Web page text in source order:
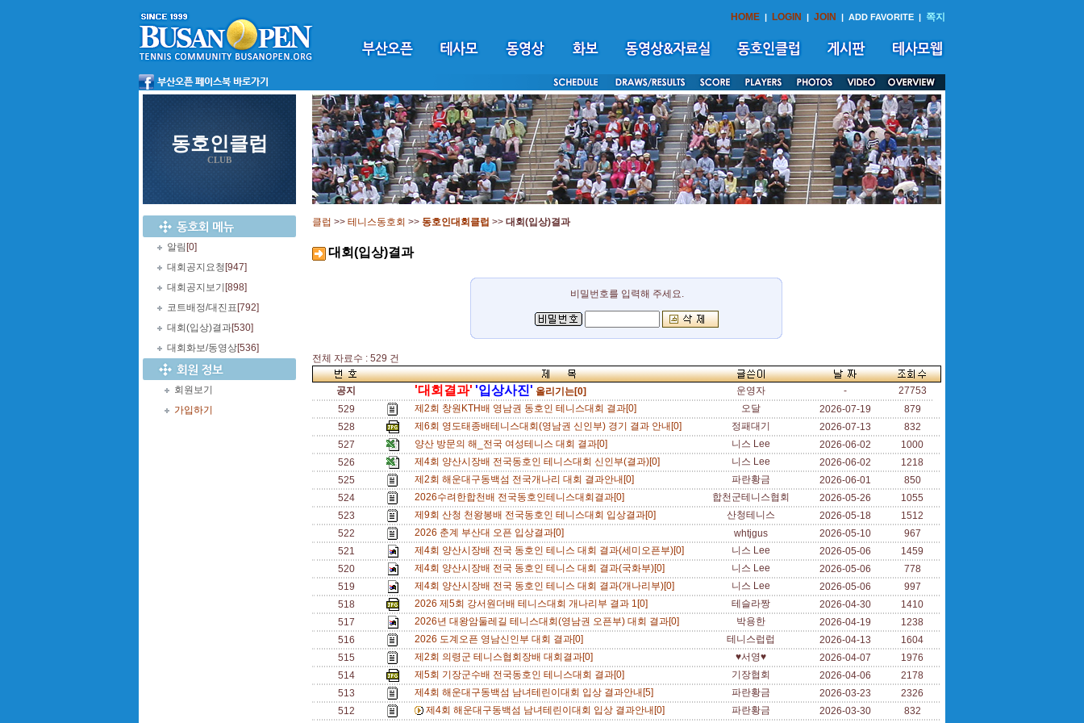
HOME | LOGIN | JOIN | ADD FAVORITE | 쪽지
동호인클럽
CLUB
알림 [0]
대회공지요청 [947]
대회공지보기 [898]
코트배정/대진표 [792]
대회(입상)결과[530]
대회화보/동영상[536]
회원보기
가입하기
클럽 >> 테니스동호회 >> 동호인대회클럽 >> 대회(입상)결과
대회(입상)결과
비밀번호를 입력해 주세요.
전체 자료수 : 529 건
공지 '대회결과' '입상사진' 올리기는[0] 운영자 -
27753
529
제2회 창원KTH배 영남권 동호인 테니스대회 결과[0] 오달 2026-07-19
879
528
제6회 영도태종배테니스대회(영남권 신인부) 경기 결과 안내[0] 정패대기 2026-07-13
832
527
양산 방문의 해_전국 여성테니스 대회 결과[0] 니스 Lee 2026-06-02
1000
526
제4회 양산시장배 전국동호인 테니스대회 신인부(결과)[0] 니스 Lee 2026-06-02
1218
525
제2회 해운대구동백섬 전국개나리 대회 결과안내[0] 파란황금 2026-06-01
850
524
2026수려한합천배 전국동호인테니스대회결과[0] 합천군테니스협회 2026-05-26
1055
523
제9회 산청 천왕봉배 전국동호인 테니스대회 입상결과[0] 산청테니스 2026-05-18
1512
522
2026 춘계 부산대 오픈 입상결과[0] whtjgus 2026-05-10
967
521
제4회 양산시장배 전국 동호인 테니스 대회 결과(세미오픈부)[0] 니스 Lee 2026-05-06
1459
520
제4회 양산시장배 전국 동호인 테니스 대회 결과(국화부)[0] 니스 Lee 2026-05-06
778
519
제4회 양산시장배 전국 동호인 테니스 대회 결과(개나리부)[0] 니스 Lee 2026-05-06
997
518
2026 제5회 강서원더배 테니스대회 개나리부 결과 1[0] 테슬라짱 2026-04-30
1410
517
2026년 대왕암둘레길 테니스대회(영남권 오픈부) 대회 결과[0] 박용한 2026-04-19
1238
516
2026 도계오픈 영남신인부 대회 결과[0] 테니스럽럽 2026-04-13
1604
515
제2회 의령군 테니스협회장배 대회결과[0] ♥서영♥ 2026-04-07
1976
514
제5회 기장군수배 전국동호인 테니스대회 결과[0] 기장협회 2026-04-06
2178
513
제4회 해운대구동백섬 남녀테린이대회 입상 결과안내[5] 파란황금 2026-03-23
2326
512
제4회 해운대구동백섬 남녀테린이대회 입상 결과안내[0] 파란황금 2026-03-30
832